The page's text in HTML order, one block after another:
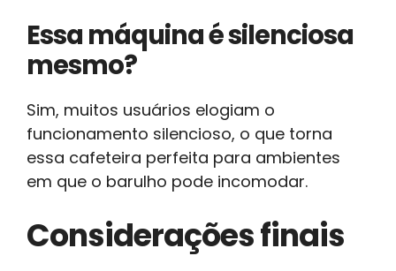
Essa máquina é silenciosa
mesmo?
Sim, muitos usuários elogiam o
funcionamento silencioso, o que torna
essa cafeteira perfeita para ambientes
em que o barulho pode incomodar.
Considerações finais